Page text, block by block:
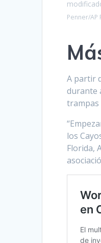
Penner/AP
A partir
durante
trampas
los
Florida,